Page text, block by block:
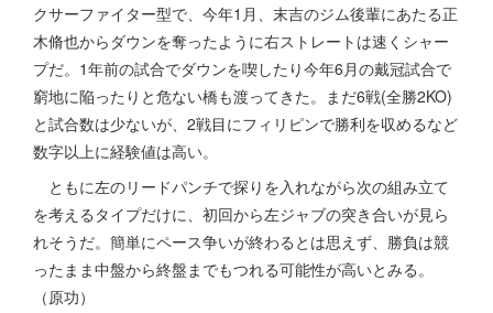
クサーファイター型で、今年1月、末吉のジム後輩にあたる正
木脩也からダウンを奪ったように右ストレートは速くシャー
プだ。1年前の試合でダウンを喫したり今年6月の戴冠試合で
窮地に陥ったりと危ない橋も渡ってきた。まだ6戦(全勝2KO)
と試合数は少ないが、2戦目にフィリピンで勝利を収めるなど
数字以上に経験値は高い。
ともに左のリードパンチで探りを入れながら次の組み立て
を考えるタイプだけに、初回から左ジャブの突き合いが見ら
れそうだ。簡単にペース争いが終わるとは思えず、勝負は競
ったまま中盤から終盤までもつれる可能性が高いとみる。
（原功）